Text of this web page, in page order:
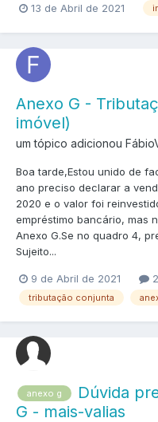
13 de Abril de 2021
Anexo G -
imóvel)
um tópico adicionou
Boa tarde,Estou unido de
ano preciso declarar a
2020 e o valor foi
empréstimo bancário, mas
Anexo G.Se no quadro 4,
Sujeito...
9 de Abril de 2021
tributação conjunta
anexo g
Dúvida
G - mais-valias